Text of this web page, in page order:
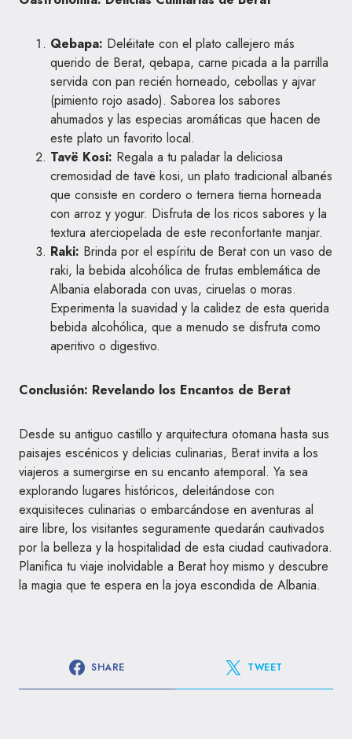
Qebapa: Deléitate con el plato callejero más
querido de Berat, qebapa, carne picada a la parrilla
servida con pan recién horneado, cebollas y ajvar
(pimiento rojo asado). Saborea los sabores
ahumados y las especias aromáticas que hacen de
este plato un favorito local.
Tavë Kosi: Regala a tu paladar la deliciosa
cremosidad de tavë kosi, un plato tradicional albanés
que consiste en cordero o ternera tierna horneada
con arroz y yogur. Disfruta de los ricos sabores y la
textura aterciopelada de este reconfortante manjar.
Raki: Brinda por el espíritu de Berat con un vaso de
raki, la bebida alcohólica de frutas emblemática de
Albania elaborada con uvas, ciruelas o moras.
Experimenta la suavidad y la calidez de esta querida
bebida alcohólica, que a menudo se disfruta como
aperitivo o digestivo.
Conclusión: Revelando los Encantos de Berat
Desde su antiguo castillo y arquitectura otomana hasta sus
paisajes escénicos y delicias culinarias, Berat invita a los
viajeros a sumergirse en su encanto atemporal. Ya sea
explorando lugares históricos, deleitándose con
exquisiteces culinarias o embarcándose en aventuras al
aire libre, los visitantes seguramente quedarán cautivados
por la belleza y la hospitalidad de esta ciudad cautivadora.
Planifica tu viaje inolvidable a Berat hoy mismo y descubre
la magia que te espera en la joya escondida de Albania.
SHARE TWEET